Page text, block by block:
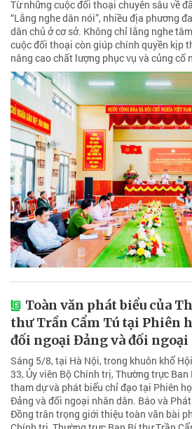
Từ những cuộc đối thoại chuyên sâu về
“Lắng nghe dân nói”, nhiều địa phương
dân chủ ở cơ sở. Không chỉ lắng nghe
cuộc đối thoại còn giúp chính quyền kịp
nâng cao chất lượng phục vụ và củng cố
Toàn văn phát biểu của
thư Trần Cẩm Tú tại Phiên
đối ngoại Đảng và đối ngoại
Sáng 5/8, tại Hà Nội, trong khuôn khổ
33, Ủy viên Bộ Chính trị, Thường trực
tham dự và phát biểu chỉ đạo tại Phiên
Đảng và đối ngoại nhân dân. Báo và
Đồng trân trọng giới thiệu toàn văn bài